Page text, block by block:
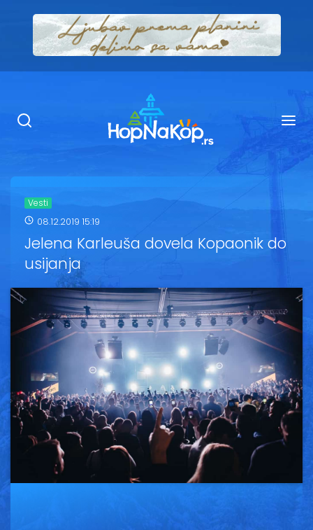
Ugostiteljstvo
Kop Info
Ski renta
Vesti
Oglasi
Galerija
Copyright© 2020
HopNaKop
Vesti
08.12.2019 15:19
Jelena Karleuša dovela Kopaonik do
usijanja